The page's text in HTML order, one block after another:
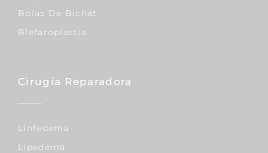
Bolas De Bichat
Blefaroplastia
Cirugía Reparadora
Linfedema
Lipedema